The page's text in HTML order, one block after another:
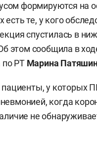
формируются на
те, у кого
спустилась в
этом сообщила в
по РТ Марина
пациенты, у которых
когда
не